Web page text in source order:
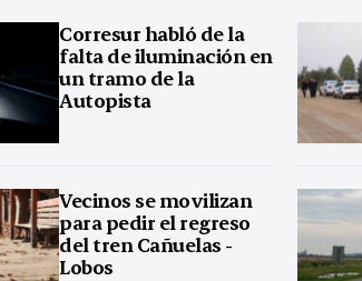
Corresur habló de la
falta de iluminación en
un tramo de la
Autopista
Vecinos se movilizan
para pedir el regreso
del tren Cañuelas -
Lobos